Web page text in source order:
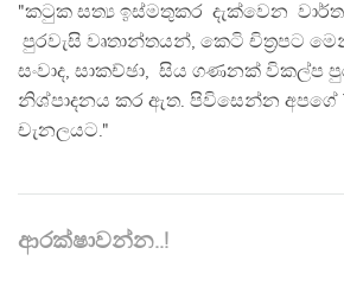
"කටුක සත්‍ය ඉස්මතුකර දැක්වෙන
පුරවැසි වෘතාන්තයන්, කෙටි චිත්‍රපට
සංවාද, සාකච්ඡා, සිය ගණනක් විකල්ප
නිශ්පාදනය කර ඇත. පිවිසෙන්න අපගේ
චැනලයට."
ආරක්ෂාවන්න..!